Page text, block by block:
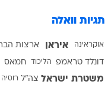
תגיות וואלה
אוקראינה איראן ארצות
דונלד טראמפ הליכוד חמאס
משטרת ישראל צה"ל רוסיה